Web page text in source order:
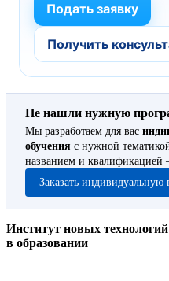
Подать заявку
Получить
Не нашли нужную
Мы разработаем для вас
обучения с нужной
названием и квалификацией
Заказать индивидуальную
Институт новых технологий
в образовании